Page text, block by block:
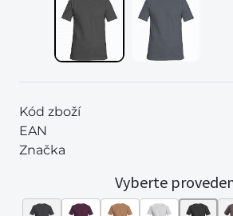
Kód zboží
EAN
Značka
Vyberte